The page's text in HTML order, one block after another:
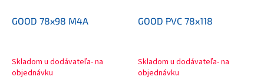
GOOD 78x98 M4A
Skladom u dodávateľa- na
objednávku
GOOD PVC 78x118
Skladom u dodávateľa- na
objednávku